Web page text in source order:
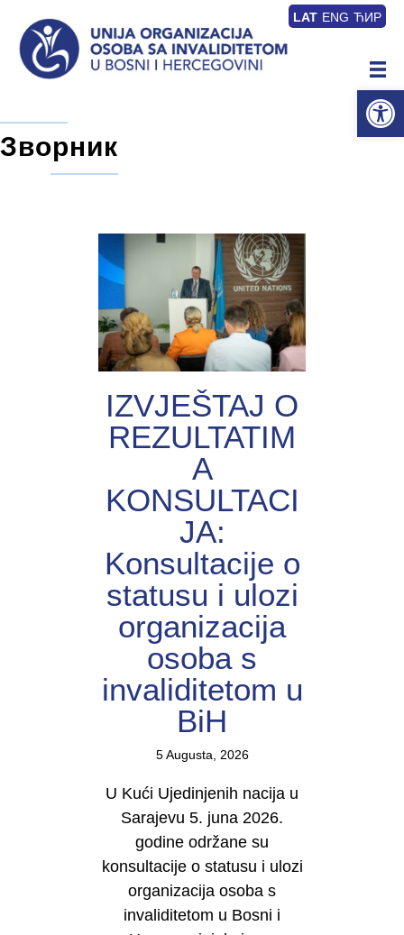
LAT ENG ЋИР
Зворник
IZVJEŠTAJ O
REZULTATIM
A
KONSULTACI
JA:
Konsultacije o
statusu i ulozi
organizacija
osoba s
invaliditetom u
BiH
5 Augusta, 2026
U Kući Ujedinjenih nacija u
Sarajevu 5. juna 2026.
godine održane su
konsultacije o statusu i ulozi
organizacija osoba s
invaliditetom u Bosni i